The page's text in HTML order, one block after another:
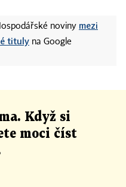
noviny mezi
tituly na Google
Když si
moci číst